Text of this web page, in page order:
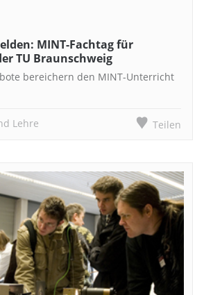
MINT-Fachtag für
TU Braunschweig
bereichern den MINT-Unterricht
Lehre Teilen